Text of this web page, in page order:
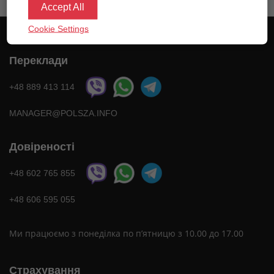
Переклади
+48 889 413 114
MANAGER@POLSZA.INFO
Довіреності
+48 602 765 855
+48 606 595 055
Ми працюємо з понеділка по п’ятницю з 10.00 до 17.00
Страхування
Accept All
Cookie Settings